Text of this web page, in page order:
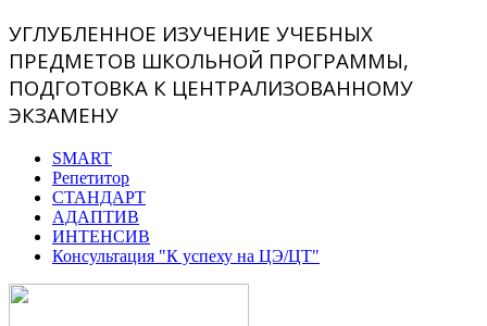
УГЛУБЛЕННОЕ ИЗУЧЕНИЕ УЧЕБНЫХ
ПРЕДМЕТОВ ШКОЛЬНОЙ ПРОГРАММЫ,
ПОДГОТОВКА К ЦЕНТРАЛИЗОВАННОМУ
ЭКЗАМЕНУ
SMART
Репетитор
СТАНДАРТ
АДАПТИВ
ИНТЕНСИВ
Консультация "К успеху на ЦЭ/ЦТ"